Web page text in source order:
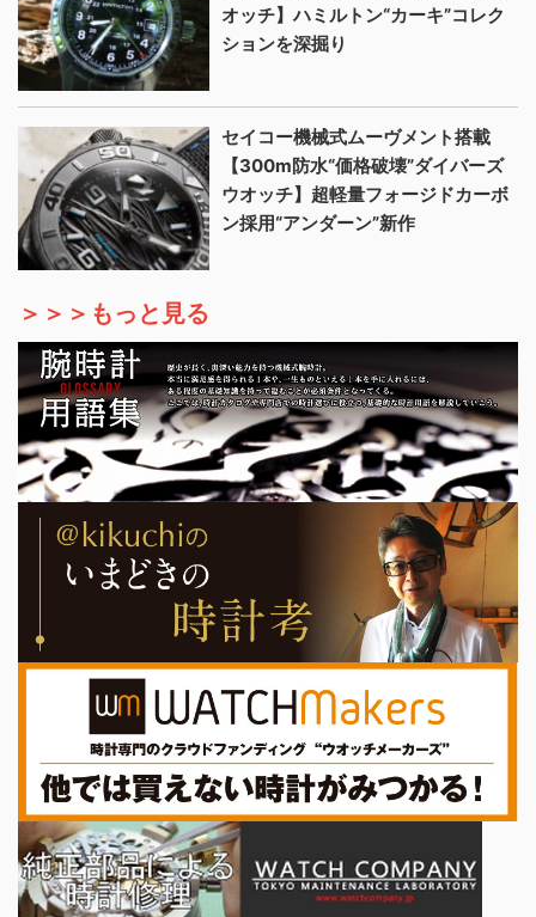
オッチ】ハミルトン“カーキ”コレク
ションを深掘り
セイコー機械式ムーヴメント搭載
【300m防水“価格破壊”ダイバーズ
ウオッチ】超軽量フォージドカーボ
ン採用“アンダーン”新作
＞＞＞もっと見る